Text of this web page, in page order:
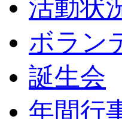
活動状
ボラン
誕生会
年間行